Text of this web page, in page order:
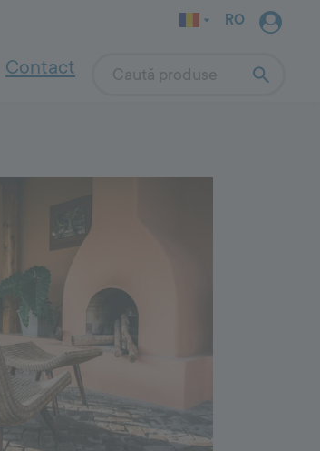
RO
umiditate și săruri
Pentru grădini
Fixarea elementelor de exterior
nivelare
interior
Contact Search